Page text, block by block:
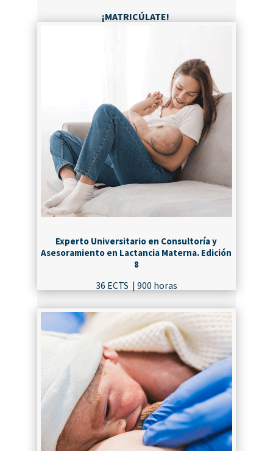
¡MATRICÚLATE!
Experto Universitario en Consultoría y
Asesoramiento en Lactancia Materna. Edición
8
36 ECTS | 900 horas
¡MATRICÚLATE!